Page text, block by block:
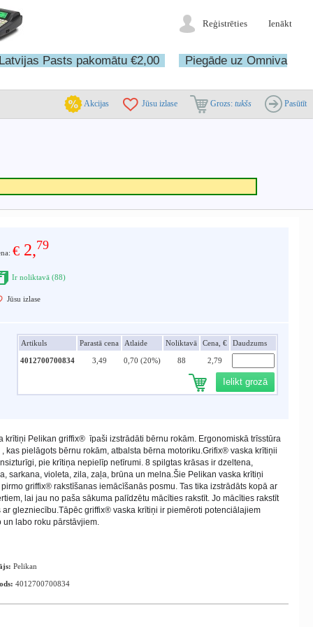
Reģistrēties Ienākt
Pasts pakomātu €2,00
Piegāde uz Omniva
Akcijas Jūsu izlase Grozs: tukšs Pasūtīt
€ 2,79
Ir noliktavā (88)
Jūsu izlase
Artikuls Parastā cena Atlaide Noliktavā Cena, € Daudzums
4012700700834 3,49 0,70 (20%) 88 2,79
Ielikt grozā
krītiņi Pelikan griffix® īpaši izstrādāti bērnu rokām. Ergonomiskā trīsstūra
, kas pielāgots bērnu rokām, atbalsta bērna motoriku.Grifix® vaska krītiņii
pie krītiņa nepielīp netīrumi. 8 spilgtas krāsas ir dzeltena,
sarkana, violeta, zila, zaļa, brūna un melna.Šie Pelikan vaska krītiņi
griffix® rakstīšanas iemācīšanās posmu. Tas tika izstrādāts kopā ar
lai jau no paša sākuma palīdzētu mācīties rakstīt. Jo mācīties rakstīt
ar glezniecību.Tāpēc griffix® vaska krītiņi ir piemēroti potenciālajiem
un labo roku pārstāvjiem.
Pelikan
4012700700834